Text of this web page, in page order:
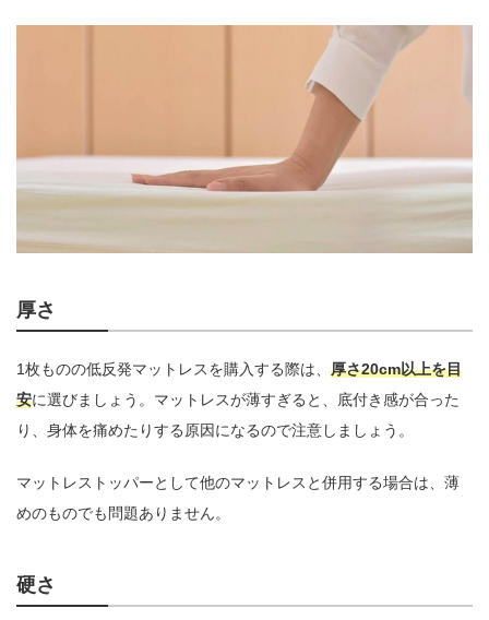
厚さ
1枚ものの低反発マットレスを購入する際は、 厚さ20cm以上を目
安に選びましょう。マットレスが薄すぎると、底付き感が合った
り、身体を痛めたりする原因になるので注意しましょう。
マットレストッパーとして他のマットレスと併用する場合は、薄
めのものでも問題ありません。
硬さ